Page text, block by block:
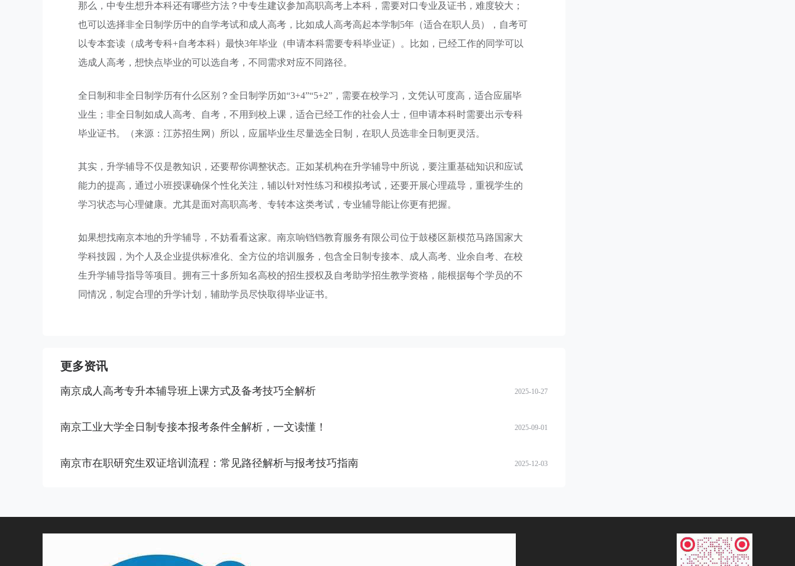
那么，中专生想升本科还有哪些方法？中专生建议参加高职高考上本科，需要对口专业及证书，难度较大；
也可以选择非全日制学历中的自学考试和成人高考，比如成人高考高起本学制5年（适合在职人员），自考可
以专本套读（成考专科+自考本科）最快3年毕业（申请本科需要专科毕业证）。比如，已经工作的同学可以
选成人高考，想快点毕业的可以选自考，不同需求对应不同路径。
全日制和非全日制学历有什么区别？全日制学历如“3+4”“5+2”，需要在校学习，文凭认可度高，适合应届毕
业生；非全日制如成人高考、自考，不用到校上课，适合已经工作的社会人士，但申请本科时需要出示专科
毕业证书。（来源：江苏招生网）所以，应届毕业生尽量选全日制，在职人员选非全日制更灵活。
其实，升学辅导不仅是教知识，还要帮你调整状态。正如某机构在升学辅导中所说，要注重基础知识和应试
能力的提高，通过小班授课确保个性化关注，辅以针对性练习和模拟考试，还要开展心理疏导，重视学生的
学习状态与心理健康。尤其是面对高职高考、专转本这类考试，专业辅导能让你更有把握。
如果想找南京本地的升学辅导，不妨看看这家。南京响铛铛教育服务有限公司位于鼓楼区新模范马路国家大
学科技园，为个人及企业提供标准化、全方位的培训服务，包含全日制专接本、成人高考、业余自考、在校
生升学辅导指导等项目。拥有三十多所知名高校的招生授权及自考助学招生教学资格，能根据每个学员的不
同情况，制定合理的升学计划，辅助学员尽快取得毕业证书。
更多资讯
南京成人高考专升本辅导班上课方式及备考技巧全解析 2025-10-27
南京工业大学全日制专接本报考条件全解析，一文读懂！ 2025-09-01
南京市在职研究生双证培训流程：常见路径解析与报考技巧指南 2025-12-03